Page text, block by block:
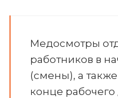
Медосмотры
работников в
(смены), а
конце